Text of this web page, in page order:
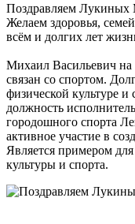
Поздравляем Лукиных
Желаем здоровья,
всём и долгих лет
Михаил Васильевич на
связан со спортом.
физической культуре
должность
городошного спорта
активное участие в
Является примером
культуры и спорта.